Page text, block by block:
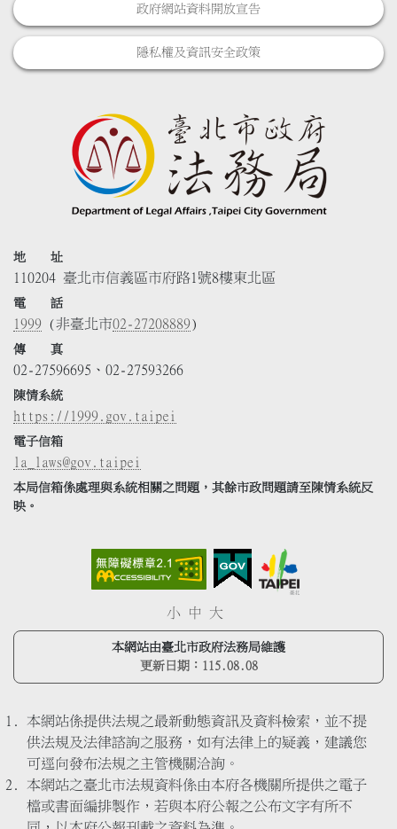
政府網站資料開放宣告
隱私權及資訊安全政策
地 址
110204 臺北市信義區市府路1號8樓東北區
電 話
1999 (非臺北市02-27208889)
傳 真
02-27596695、02-27593266
陳情系統
https://1999.gov.taipei
電子信箱
la_laws@gov.taipei
本局信箱係處理與系統相關之問題，其餘市政問題請至陳情系統反
映。
小 中 大
本網站由臺北市政府法務局維護
更新日期： 115.08.08
本網站係提供法規之最新動態資訊及資料檢索，並不提
供法規及法律諮詢之服務，如有法律上的疑義，建議您
可逕向發布法規之主管機關洽詢。
本網站之臺北市法規資料係由本府各機關所提供之電子
檔或書面編排製作，若與本府公報之公布文字有所不